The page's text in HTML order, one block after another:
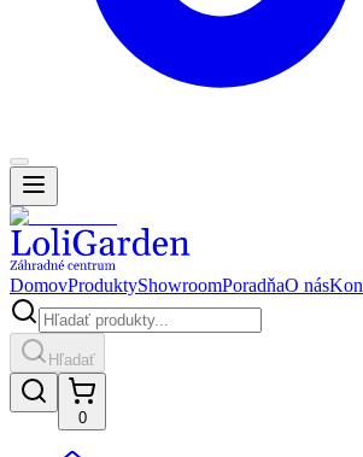
DomovProduktyShowroomPoradňaO nás
Hľadať
0